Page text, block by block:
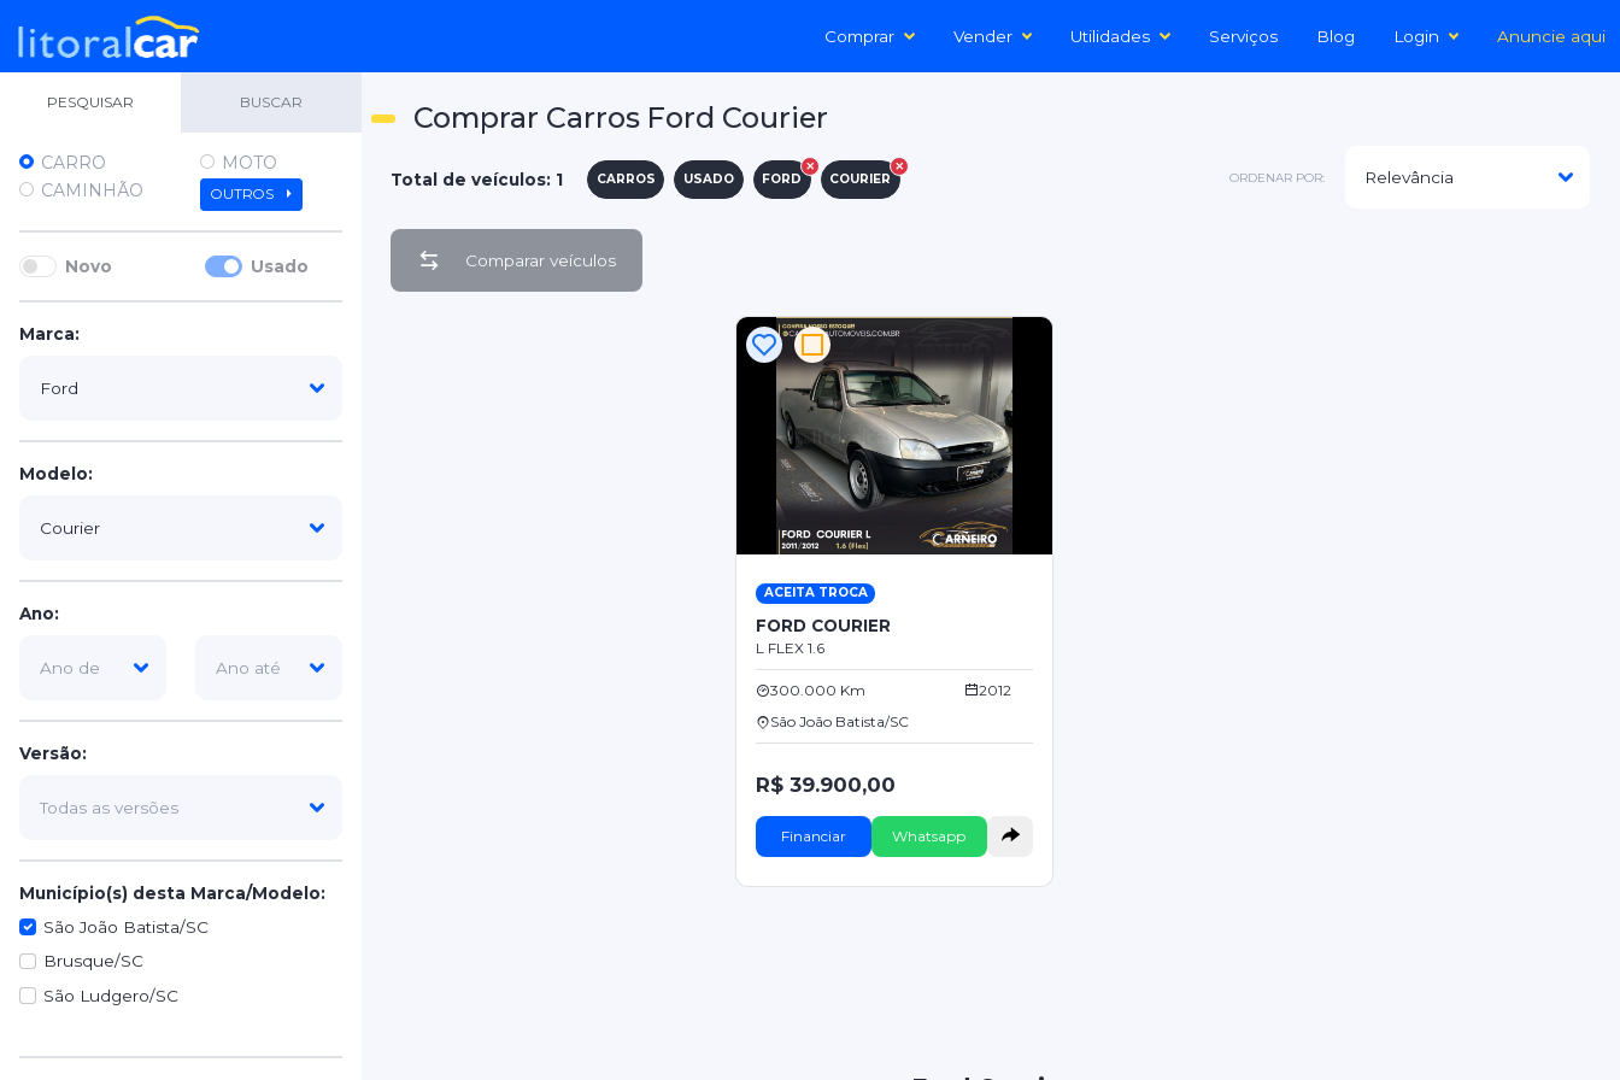
Comprar Vender Utilidades Serviços Blog Login Anuncie aqui
PESQUISAR BUSCAR
CARRO
MOTO
CAMINHÃO
OUTROS
Novo Usado
Marca:
Modelo:
Ano:
Versão:
Município(s) desta Marca/Modelo:
São João Batista/SC
Brusque/SC
São Ludgero/SC
Comprar Carros Ford Courier
Total de veículos: 1 CARROS USADO FORD COURIER ORDENAR POR:
Comparar veículos
ACEITA TROCA
FORD COURIER
L FLEX 1.6
300.000 Km
2012
São João Batista/SC
R$ 39.900,00
Financiar Whatsapp